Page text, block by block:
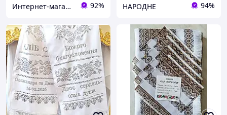
Интернет-магазин "Патриотика" 92% НАРОДНЕ 94%